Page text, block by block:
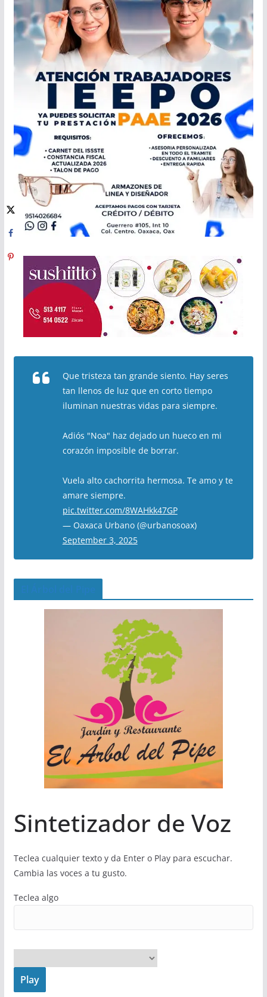
Que tristeza tan grande siento. Hay seres
tan llenos de luz que en corto tiempo
iluminan nuestras vidas para siempre.
Adiós "Noa" haz dejado un hueco en mi
corazón imposible de borrar.
Vuela alto cachorrita hermosa. Te amo y te
amare siempre.
pic.twitter.com/8WAHkk47GP
— Oaxaca Urbano (@urbanosoax)
September 3, 2025
Sintetizador de Voz
Teclea cualquier texto y da Enter o Play para escuchar.
Cambia las voces a tu gusto.
Teclea algo
Play